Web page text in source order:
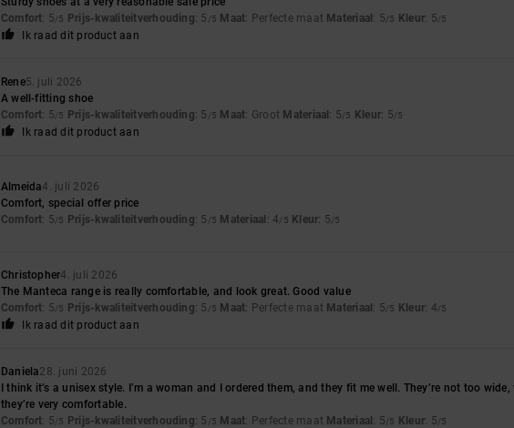
Comfort: 5/5 Prijs-kwaliteitverhouding: 5 /5 Maat: Perfecte maat Materiaal: 5/5 Kleur: 5/5
Ik raad dit product aan
Rene5. juli 2026
A well-fitting shoe
Comfort: 5/5 Prijs-kwaliteitverhouding: 5 /5 Maat: Groot Materiaal: 5/5 Kleur: 5/5
Ik raad dit product aan
Almeida4. juli 2026
Comfort, special offer price
Comfort: 5/5 Prijs-kwaliteitverhouding: 5 /5 Materiaal : 4/5 Kleur: 5/5
Christopher4. juli 2026
The Manteca range is really comfortable, and look great. Good value
Comfort: 5/5 Prijs-kwaliteitverhouding: 5 /5 Maat: Perfecte maat Materiaal: 5/5 Kleur: 4/5
Ik raad dit product aan
Daniela28. juni 2026
I think it’s a unisex style. I’m a woman and I ordered them, and they fit me well. They’re not too
they’re very comfortable.
Comfort: 5/5 Prijs-kwaliteitverhouding: 5 /5 Maat: Perfecte maat Materiaal: 5/5 Kleur: 5/5